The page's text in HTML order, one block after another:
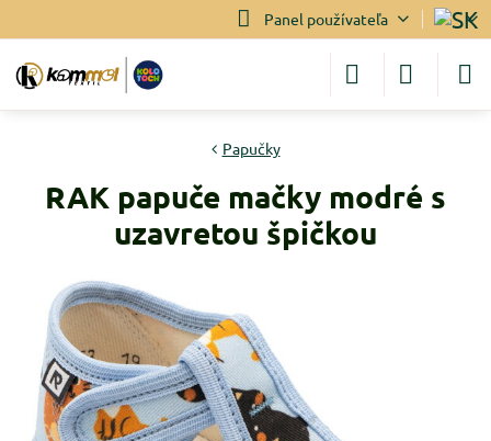
Panel používateľa
Papučky
RAK papuče mačky modré s
uzavretou špičkou